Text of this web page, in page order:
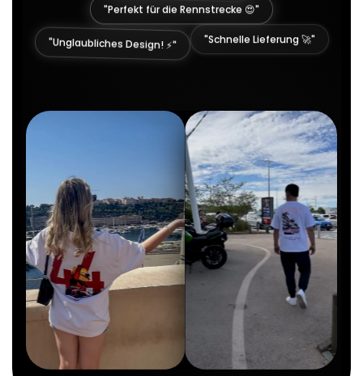
"Perfekt für die Rennstrecke 😍"
"Unglaubliches Design! ⚡" "Schnelle Lieferung 🚀"